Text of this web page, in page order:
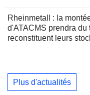
Rheinmetall : la
d'ATACMS prendra
reconstituent leurs
Plus d'actualités